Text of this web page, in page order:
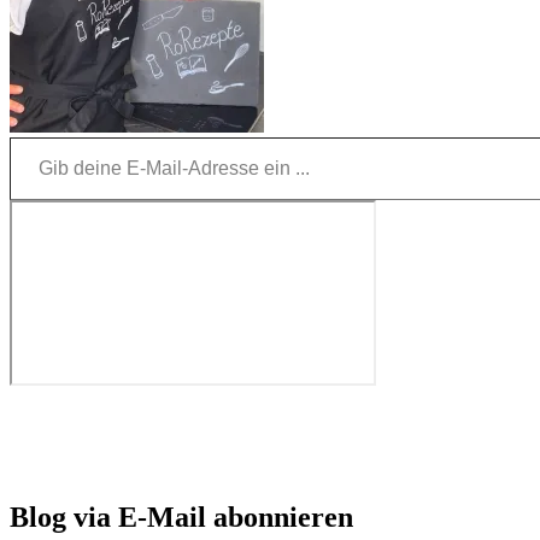
Gib deine E-Mail-Adresse ein ...
Blog via E-Mail abonnieren